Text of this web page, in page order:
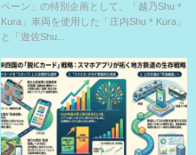
ペーン」の特別企画として、「越乃Shu＊
Kura」車両を使用した「庄内Shu＊Kura」
と「遊佐Shu...